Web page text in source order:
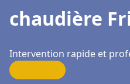
chaudière
Intervention rapide et